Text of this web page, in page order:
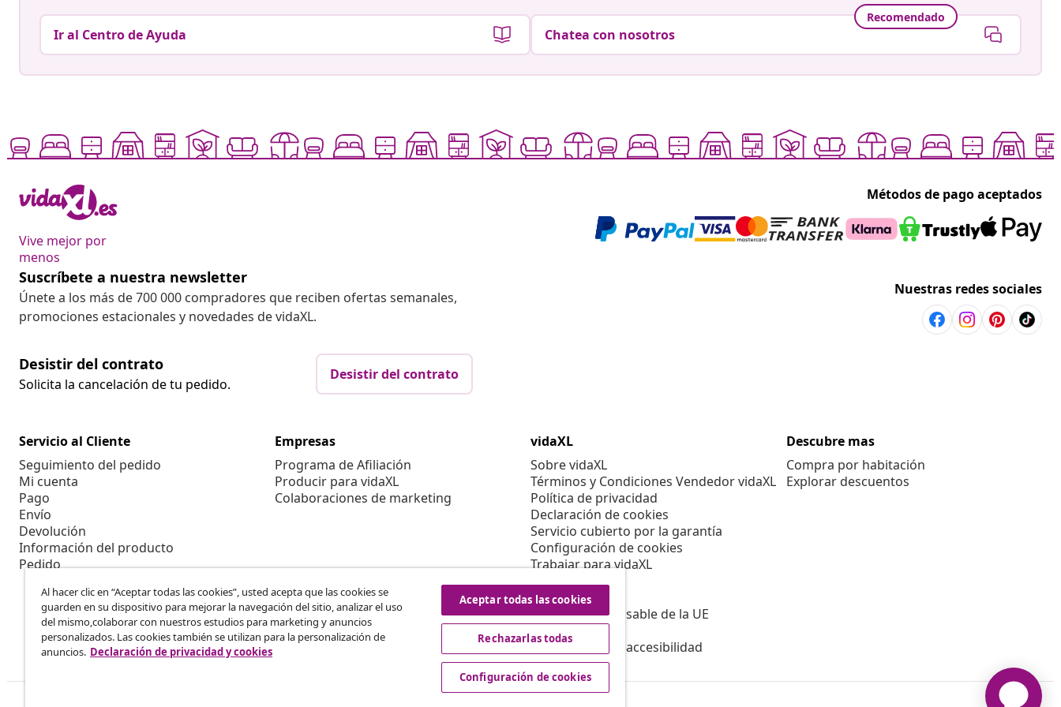
Ir al Centro de Ayuda
Recomendado
Chatea con nosotros
Vive mejor por
menos
Métodos de pago aceptados
Suscríbete a nuestra newsletter
Únete a los más de 700 000 compradores que reciben ofertas semanales,
promociones estacionales y novedades de vidaXL.
Nuestras redes sociales
Desistir del contrato
Solicita la cancelación de tu pedido.
Desistir del contrato
Servicio al Cliente
Seguimiento del pedido
Mi cuenta
Pago
Envío
Devolución
Información del producto
Pedido
Empresas
Programa de Afiliación
Producir para vidaXL
Colaboraciones de marketing
vidaXL
Sobre vidaXL
Términos y Condiciones Vendedor vidaXL
Política de privacidad
Declaración de cookies
Servicio cubierto por la garantía
Configuración de cookies
Trabajar para vidaXL
Aviso legal
Seguridad
Persona responsable de la UE
Política de EPR
Información de accesibilidad
Descubre mas
Compra por habitación
Explorar descuentos
Al hacer clic en “Aceptar todas las cookies”, usted acepta que las cookies se
guarden en su dispositivo para mejorar la navegación del sitio, analizar el uso
del mismo,colaborar con nuestros estudios para marketing y anuncios
personalizados. Las cookies también se utilizan para la personalización de
anuncios. Declaración de privacidad y cookies
Aceptar todas las cookies
Rechazarlas todas
Configuración de cookies